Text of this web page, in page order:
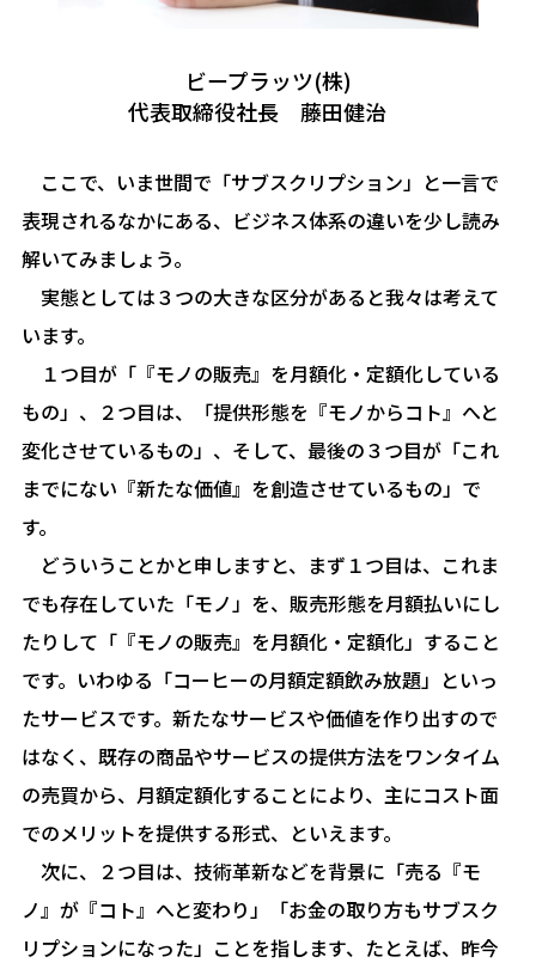
ビープラッツ(株)
代表取締役社長 藤田健治
ここで、いま世間で「サブスクリプション」と一言で
表現されるなかにある、ビジネス体系の違いを少し読み
解いてみましょう。
実態としては３つの大きな区分があると我々は考えて
います。
１つ目が「『モノの販売』を月額化・定額化している
もの」、２つ目は、「提供形態を『モノからコト』へと
変化させているもの」、そして、最後の３つ目が「これ
までにない『新たな価値』を創造させているもの」で
す。
どういうことかと申しますと、まず１つ目は、これま
でも存在していた「モノ」を、販売形態を月額払いにし
たりして「『モノの販売』を月額化・定額化」すること
です。いわゆる「コーヒーの月額定額飲み放題」といっ
たサービスです。新たなサービスや価値を作り出すので
はなく、既存の商品やサービスの提供方法をワンタイム
の売買から、月額定額化することにより、主にコスト面
でのメリットを提供する形式、といえます。
次に、２つ目は、技術革新などを背景に「売る『モ
ノ』が『コト』へと変わり」「お金の取り方もサブスク
リプションになった」ことを指します、たとえば、昨今